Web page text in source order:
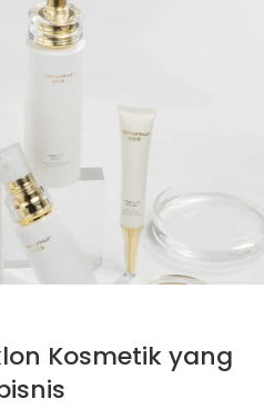
Kosmetik yang